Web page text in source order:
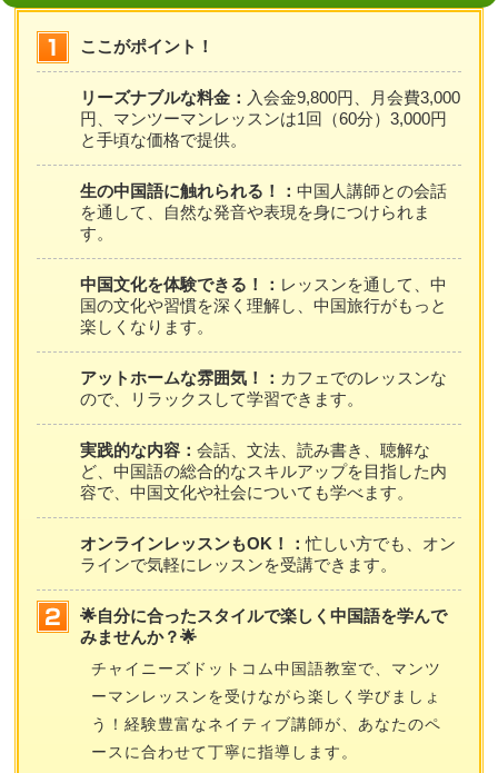
ここがポイント！
リーズナブルな料金： 入会金9,800円、月会費3,000
円、マンツーマンレッスンは1回（60分）3,000円
と手頃な価格で提供。
生の中国語に触れられる！：中国人講師との会話
を通して、自然な発音や表現を身につけられま
す。
中国文化を体験できる！： レッスンを通して、中
国の文化や習慣を深く理解し、中国旅行がもっと
楽しくなります。
アットホームな雰囲気！： カフェでのレッスンな
ので、リラックスして学習できます。
実践的な内容：会話、文法、読み書き、聴解な
ど、中国語の総合的なスキルアップを目指した内
容で、中国文化や社会についても学べます。
オンラインレッスンもOK！：忙しい方でも、オン
ラインで気軽にレッスンを受講できます。
🌟自分に合ったスタイルで楽しく中国語を学んで
みませんか？🌟
チャイニーズドットコム中国語教室で、マンツ
ーマンレッスンを受けながら楽しく学びましょ
う！経験豊富なネイティブ講師が、あなたのペ
ースに合わせて丁寧に指導します。